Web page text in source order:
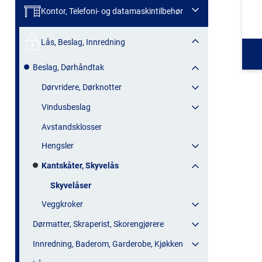
Kontor, Telefoni- og datamaskintilbehør
Lås, Beslag, Innredning
Beslag, Dørhåndtak
Dørvridere, Dørknotter
Vindusbeslag
Avstandsklosser
Hengsler
Kantskåter, Skyvelås
Skyvelåser
Veggkroker
Dørmatter, Skraperist, Skorengjørere
Innredning, Baderom, Garderobe, Kjøkken